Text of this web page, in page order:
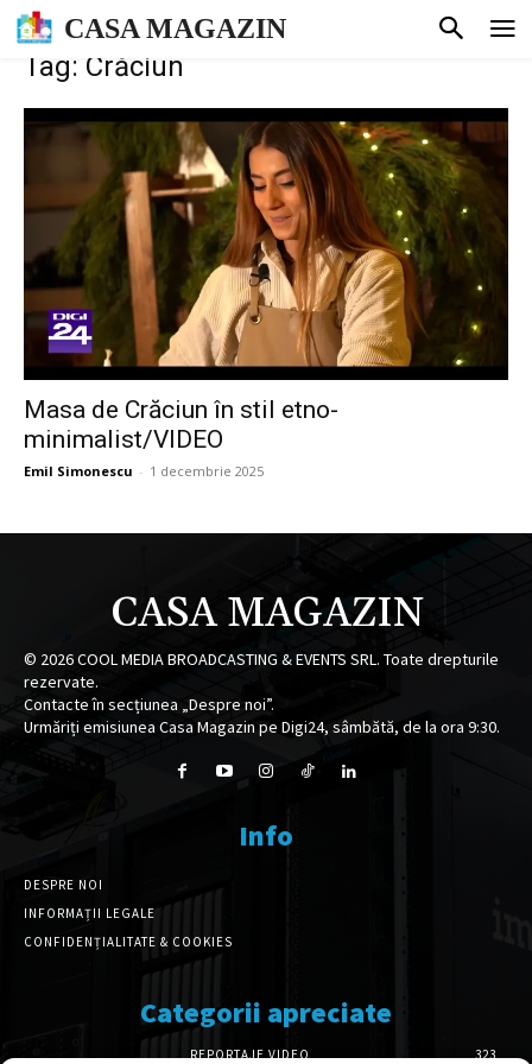
CASA MAGAZIN
Tag: Crăciun
Masa de Crăciun în stil etno-
minimalist/VIDEO
Emil Simonescu - 1 decembrie 2025
CASA MAGAZIN
© 2026COOL MEDIA BROADCASTING & EVENTS SRL. Toate drepturile
rezervate.
Contacte în secțiunea „Despre noi”.
Urmăriți emisiunea Casa Magazin pe Digi24, sâmbătă, de la ora 9:30.
Info
DESPRE NOI
INFORMAȚII LEGALE
CONFIDENȚIALITATE & COOKIES
Categorii apreciate
REPORTAJE VIDEO 323